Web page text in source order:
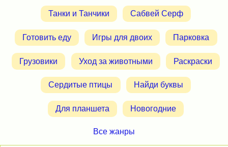
Танки и Танчики Сабвей Серф
Готовить еду Игры для двоих Парковка
Грузовики Уход за животными Раскраски
Сердитые птицы Найди буквы
Для планшета Новогодние
Все жанры